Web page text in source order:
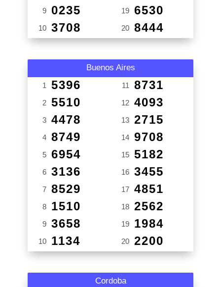
9 0235
10 3708
19 6530
20 8444
Buenos Aires
1 5396
2 5510
3 4478
4 8749
5 6954
6 3136
7 8529
8 1510
9 3658
10 1134
11 8731
12 4093
13 2715
14 9708
15 5182
16 3455
17 4851
18 2562
19 1984
20 2200
Cordoba